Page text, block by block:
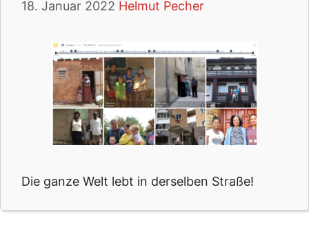
18. Januar 2022 Helmut Pecher
Die ganze Welt lebt in derselben Straße!